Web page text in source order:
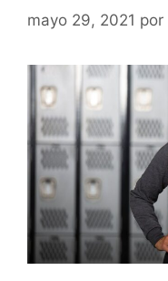
mayo 29, 2021 por